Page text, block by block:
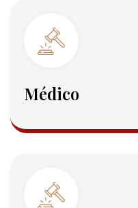
Médico